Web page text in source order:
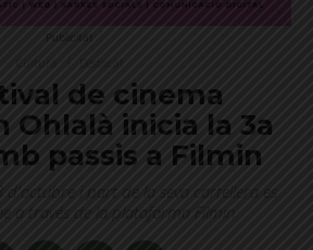
Publicitat
de cinema
Ohlalà inicia la 3a
passis a Filmin
d'octubre i part de la seva cartellera es
a través de la plataforma Filmin